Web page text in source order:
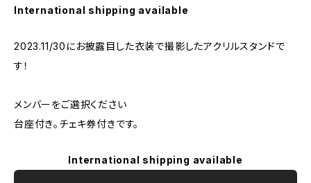
International shipping available
2023.11/30にお披露目した衣装で撮影したアクリルスタンドで
す！
メンバーをご選択ください
台座付き。チェキ券付きです。
International shipping available